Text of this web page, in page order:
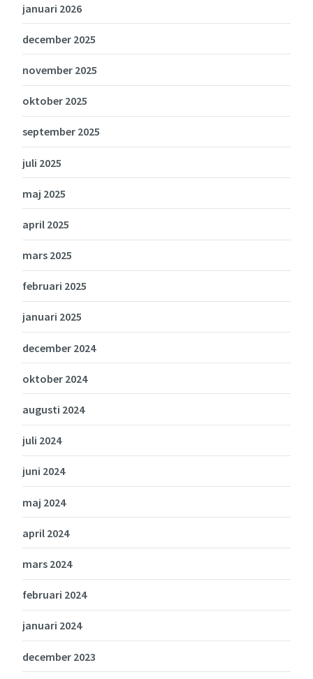
januari 2026
december 2025
november 2025
oktober 2025
september 2025
juli 2025
maj 2025
april 2025
mars 2025
februari 2025
januari 2025
december 2024
oktober 2024
augusti 2024
juli 2024
juni 2024
maj 2024
april 2024
mars 2024
februari 2024
januari 2024
december 2023